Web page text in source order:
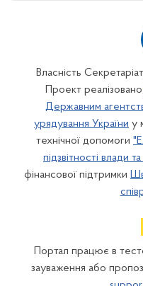
Власність
Проект реалізовано
Державним
урядування України у
технічної допомоги
підзвітності влади
фінансової підтримки
Портал працює в
зауваження або